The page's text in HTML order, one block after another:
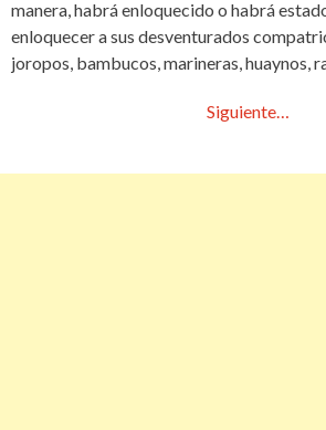
manera, habrá enloquecido o habrá
enloquecer a sus desventurados
joropos, bambucos, marineras, huaynos,
Siguiente…